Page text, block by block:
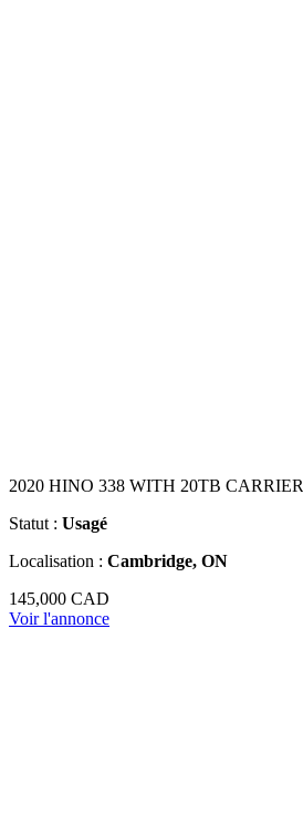
2020 HINO 338 WITH 20TB CARRIER
Statut : Usagé
Localisation : Cambridge, ON
145,000 CAD
Voir l'annonce